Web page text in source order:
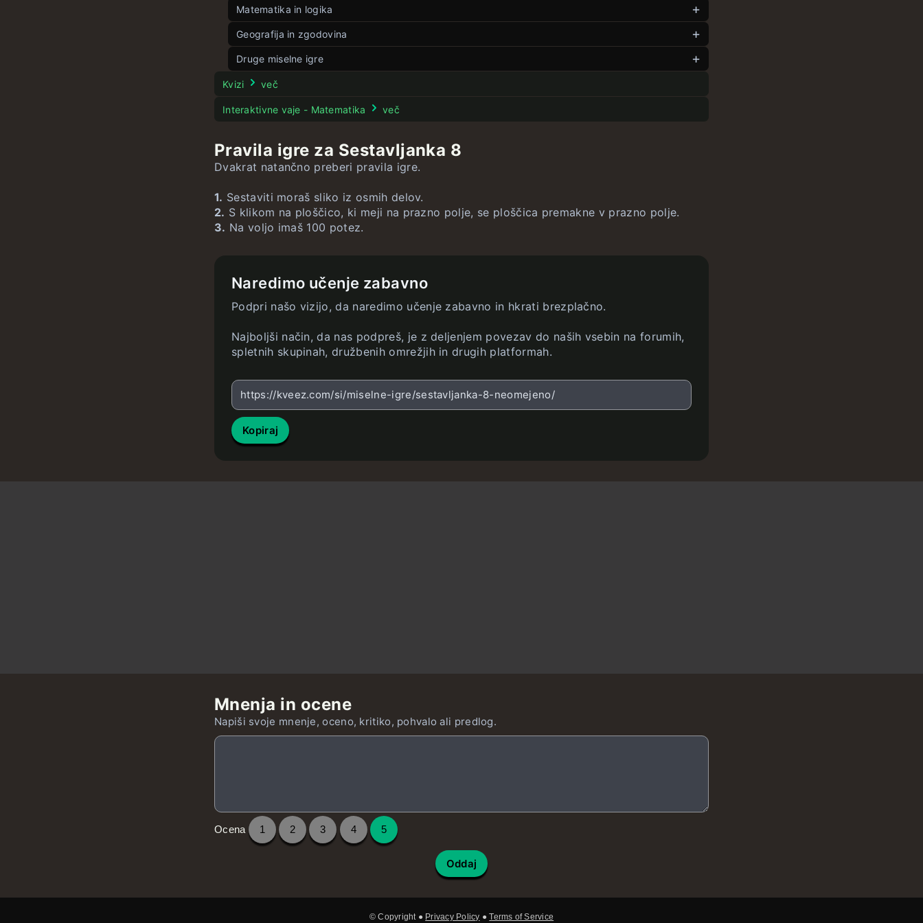
Veliki kontekstle
Kontekstle neomejeno
Besedle neomejeno
Besedle 4 črke
Packa
Besedko neomejeno
Matematika in logika
Kotle neomejeno
Pet kotov neomejeno
Sestavljanka 8
Sestavljanka 15 neomejeno
Številko neomejeno
Matematle
Geografija in zgodovina
Zastavle neomejeno
Državle
Večja država neomejeno
ZDAle zastave neomejeno
Letek
Mestle neomejeno
Druge miselne igre
Pesle
Filmle
Kvizi več
Interaktivne vaje - Matematika več
Pravila igre za Sestavljanka 8
Dvakrat natančno preberi pravila igre.
1. Sestaviti moraš sliko iz osmih delov.
2. S klikom na ploščico, ki meji na prazno polje, se ploščica premakne v prazno polje.
3. Na voljo imaš 100 potez.
Naredimo učenje zabavno
Podpri našo vizijo, da naredimo učenje zabavno in hkrati brezplačno.
Najboljši način, da nas podpreš, je z deljenjem povezav do naših vsebin na forumih,
spletnih skupinah, družbenih omrežjih in drugih platformah.
https://kveez.com/si/miselne-igre/sestavljanka-8-neomejeno/
Kopiraj
Mnenja in ocene
Napiši svoje mnenje, oceno, kritiko, pohvalo ali predlog.
Ocena 1 2 3 4 5
Oddaj
© Copyright ● Privacy Policy ●Terms of Service